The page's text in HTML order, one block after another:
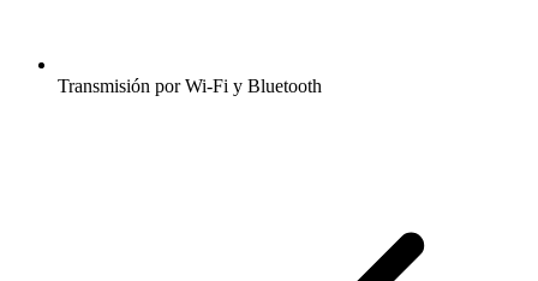
Transmisión por Wi-Fi y Bluetooth